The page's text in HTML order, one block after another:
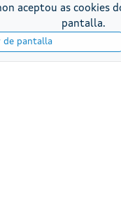
aceptou as cookies
pantalla.
de pantalla